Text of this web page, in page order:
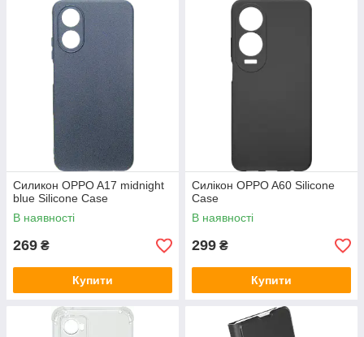
Силикон OPPO A17 midnight
blue Silicone Case
В наявності
269 ₴
Купити
Силікон OPPO A60 Silicone
Case
В наявності
299 ₴
Купити